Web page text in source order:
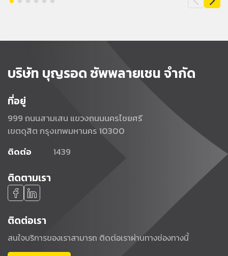
บริษัท บุญรอด ซัพพลายเชน จำกัด
ที่อยู่
999 ถนนสามเสน แขวงถนนนครไชยศรี
เขตดุสิต กรุงเทพมหานคร 10300
ติดต่อ
1439
ติดตามเรา
ติดต่อเรา
สนใจบริการของเราสามารถ ติดต่อเราผ่านทางช่องทางนี้